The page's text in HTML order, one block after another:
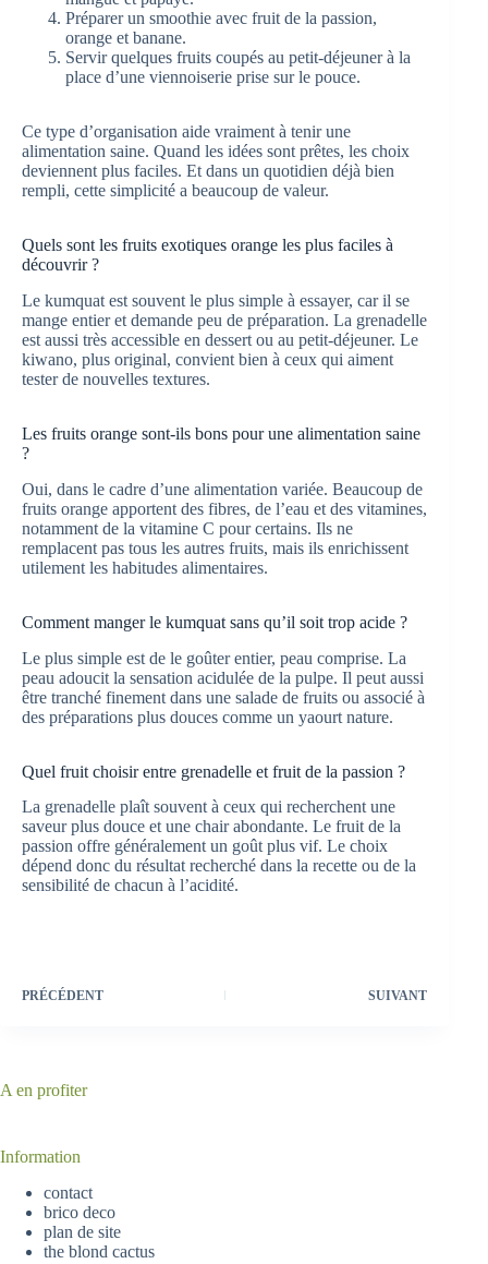
Préparer un smoothie avec fruit de la passion,
orange et banane.
Servir quelques fruits coupés au petit-déjeuner à la
place d’une viennoiserie prise sur le pouce.
Ce type d’organisation aide vraiment à tenir une
alimentation saine. Quand les idées sont prêtes, les choix
deviennent plus faciles. Et dans un quotidien déjà bien
rempli, cette simplicité a beaucoup de valeur.
Quels sont les fruits exotiques orange les plus faciles à
découvrir ?
Le kumquat est souvent le plus simple à essayer, car il se
mange entier et demande peu de préparation. La grenadelle
est aussi très accessible en dessert ou au petit-déjeuner. Le
kiwano, plus original, convient bien à ceux qui aiment
tester de nouvelles textures.
Les fruits orange sont-ils bons pour une alimentation saine
?
Oui, dans le cadre d’une alimentation variée. Beaucoup de
fruits orange apportent des fibres, de l’eau et des vitamines,
notamment de la vitamine C pour certains. Ils ne
remplacent pas tous les autres fruits, mais ils enrichissent
utilement les habitudes alimentaires.
Comment manger le kumquat sans qu’il soit trop acide ?
Le plus simple est de le goûter entier, peau comprise. La
peau adoucit la sensation acidulée de la pulpe. Il peut aussi
être tranché finement dans une salade de fruits ou associé à
des préparations plus douces comme un yaourt nature.
Quel fruit choisir entre grenadelle et fruit de la passion ?
La grenadelle plaît souvent à ceux qui recherchent une
saveur plus douce et une chair abondante. Le fruit de la
passion offre généralement un goût plus vif. Le choix
dépend donc du résultat recherché dans la recette ou de la
sensibilité de chacun à l’acidité.
PRÉCÉDENT SUIVANT
A en profiter
Information
contact
brico deco
plan de site
the blond cactus